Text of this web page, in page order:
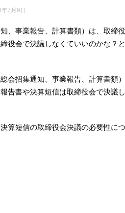
7月9日
、事業報告、計算書類）は、取締
役会で決議しなくていいのかな？
会招集通知、事業報告、計算書類
告書や決算短信は取締役会で決議
算短信の取締役会決議の必要性に